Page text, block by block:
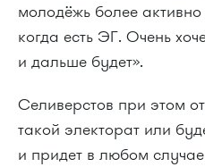
молодёжь более
когда есть ЭГ. Очень
и дальше будет».
Селиверстов при этом
такой электорат или
и придет в любом